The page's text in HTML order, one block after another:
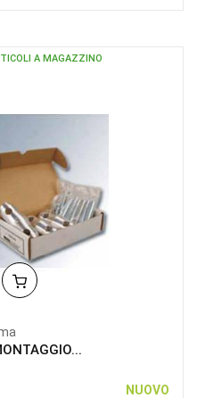
A MAGAZZINO
NUOVO